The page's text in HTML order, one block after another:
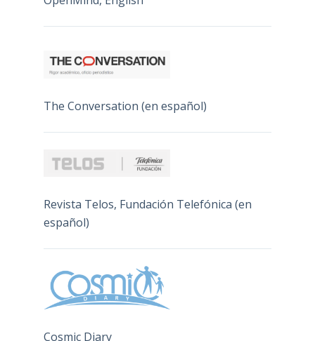
The Conversation (en español)
Revista Telos, Fundación Telefónica (en
español)
Cosmic Diary